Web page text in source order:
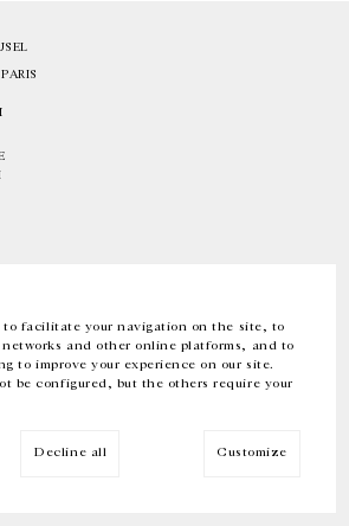
to facilitate your navigation on the site, to
and other online platforms, and to
to improve your experience on our site.
be configured, but the others require your
Decline all Customize
Instagram